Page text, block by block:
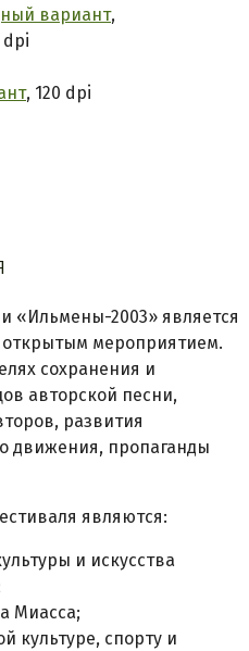
вариант,
dpi
, 120 dpi
«Ильмены-2003» является
мероприятием.
сохранения и
авторской песни,
развития
движения, пропаганды
являются:
и искусства
Миасса;
культуре, спорту и